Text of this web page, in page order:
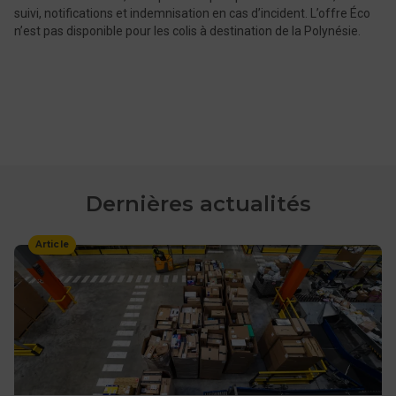
suivi, notifications et indemnisation en cas d’incident. L’offre Éco
n’est pas disponible pour les colis à destination de la Polynésie.
Dernières actualités
Article